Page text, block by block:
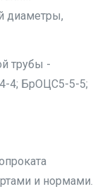
диаметры,
трубы -
4; БрОЦС5-5-5;
и нормами.